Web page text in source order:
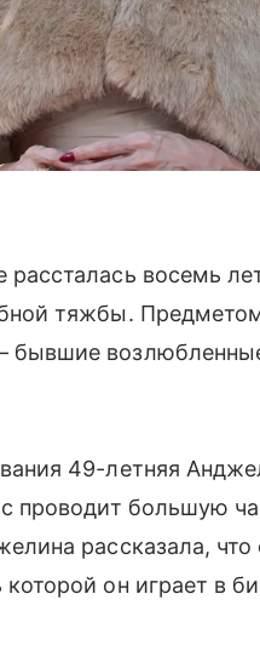
рассталась восемь
тяжбы.
49-летняя
проводит большую
рассказала,
он играет в